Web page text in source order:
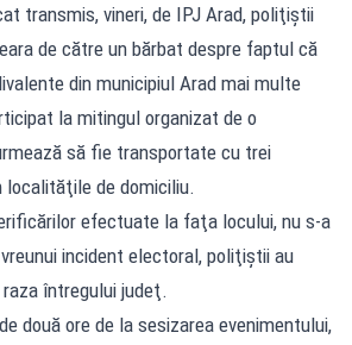
transmis, vineri, de IPJ Arad, poliţiştii
de către un bărbat despre faptul că
din municipiul Arad mai multe
la mitingul organizat de o
să fie transportate cu trei
localităţile de domiciliu.
efectuate la faţa locului, nu s-a
incident electoral, poliţiştii au
întregului judeţ.
două ore de la sesizarea evenimentului,